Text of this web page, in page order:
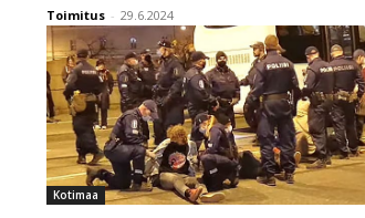
Toimitus - 29.6.2024
Kotimaa